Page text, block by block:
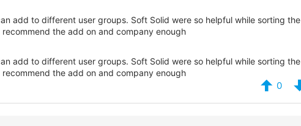
add to different user groups. Soft Solid were so helpful while sorting the
the add on and company enough
add to different user groups. Soft Solid were so helpful while sorting the
the add on and company enough
0